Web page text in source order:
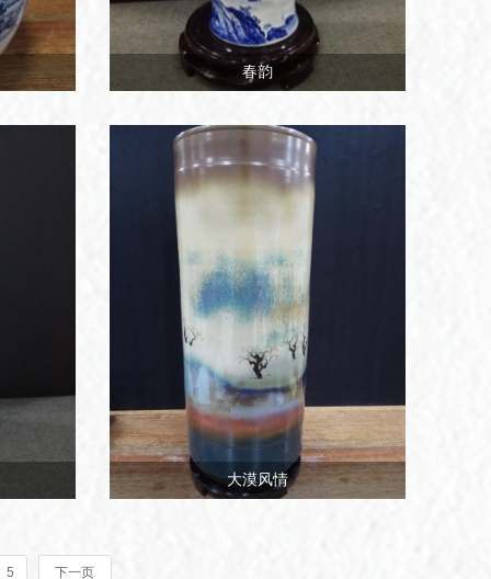
春韵
大漠风情
5 下一页